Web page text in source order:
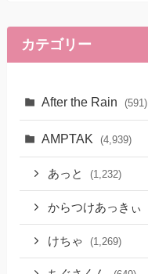
カテゴリー
After the Rain (591)
AMPTAK (4,939)
あっと (1,232)
からつけあっきぃ
けちゃ (1,269)